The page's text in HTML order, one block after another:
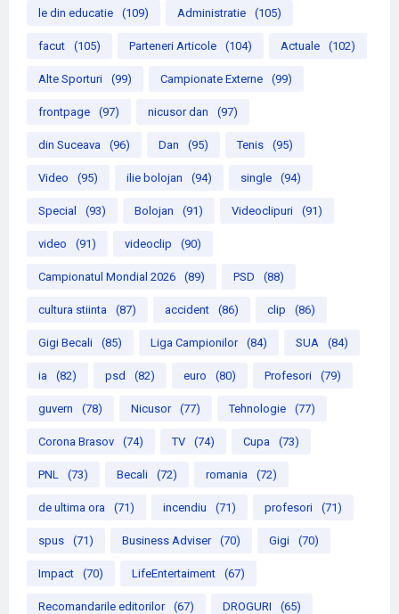
le din educatie (109) Administratie (105)
facut (105) Parteneri Articole (104) Actuale (102)
Alte Sporturi (99) Campionate Externe (99)
frontpage (97) nicusor dan (97)
din Suceava (96) Dan (95) Tenis (95)
Video (95) ilie bolojan (94) single (94)
Special (93) Bolojan (91) Videoclipuri (91)
video (91) videoclip (90)
Campionatul Mondial 2026 (89) PSD (88)
cultura stiinta (87) accident (86) clip (86)
Gigi Becali (85) Liga Campionilor (84) SUA (84)
ia (82) psd (82) euro (80) Profesori (79)
guvern (78) Nicusor (77) Tehnologie (77)
Corona Brasov (74) TV (74) Cupa (73)
PNL (73) Becali (72) romania (72)
de ultima ora (71) incendiu (71) profesori (71)
spus (71) Business Adviser (70) Gigi (70)
Impact (70) LifeEntertaiment (67)
Recomandarile editorilor (67) DROGURI (65)